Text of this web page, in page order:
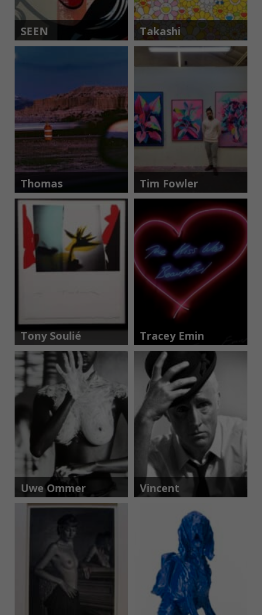
SEEN Takashi
Murakami
Thomas
Hoepker
Tim Fowler
Tony Soulié Tracey Emin
Uwe Ommer Vincent
Peters